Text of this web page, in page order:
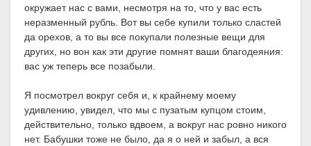
окружает нас с вами, несмотря на то, что у вас есть
неразменный рубль. Вот вы себе купили только сластей
да орехов, а то вы все покупали полезные вещи для
других, но вон как эти другие помнят ваши благодеяния:
вас уж теперь все позабыли.
Я посмотрел вокруг себя и, к крайнему моему
удивлению, увидел, что мы с пузатым купцом стоим,
действительно, только вдвоем, а вокруг нас ровно никого
нет. Бабушки тоже не было, да я о ней и забыл, а вся